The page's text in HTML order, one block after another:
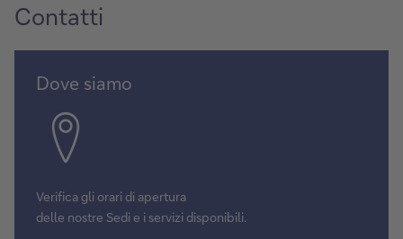
Contatti
Cerca
Dove siamo
Verifica gli orari di apertura
delle nostre Sedi e i servizi disponibili.